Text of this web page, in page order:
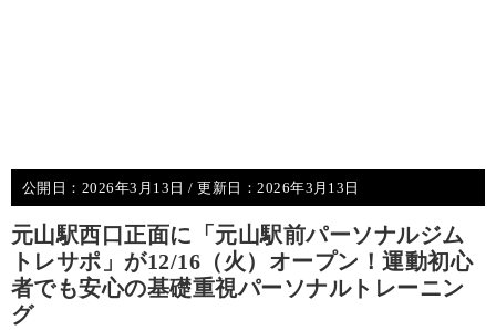
公開日： 2026年3月13日 / 更新日：2026年3月13日
元山駅西口正面に「元山駅前パーソナルジム
トレサポ」が12/16（火）オープン！運動初心
者でも安心の基礎重視パーソナルトレーニン
グ